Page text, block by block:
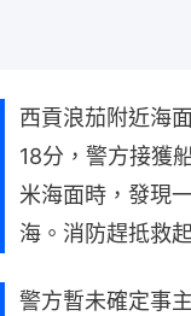
西貢浪茄附近海
18分，警方接獲
米海面時，發現
海。消防趕抵救
警方暫未確定事